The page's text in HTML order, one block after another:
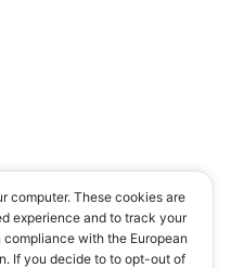
computer. These cookies are
experience and to track your
with the European
If you decide to to opt-out of